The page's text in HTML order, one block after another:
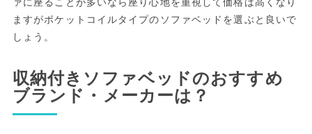
ますがポケットコイルタイプのソファベッドを選ぶと良いで
しょう。
収納付きソファベッドのおすすめ
ブランド・メーカーは？